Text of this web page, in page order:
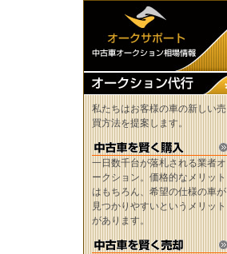
私たちはお客様の車の新しい売
買方法を提案します。
一日数千台が落札される業者オ
ークション。価格的なメリット
はもちろん、希望の仕様の車が
見つかりやすいというメリット
があります。